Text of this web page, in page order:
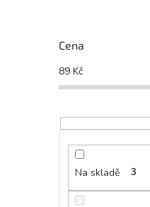
Cena
89 Kč
Na skladě 3